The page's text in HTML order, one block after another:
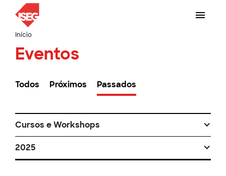
Início
Eventos
Todos Próximos Passados
Cursos e Workshops
2025